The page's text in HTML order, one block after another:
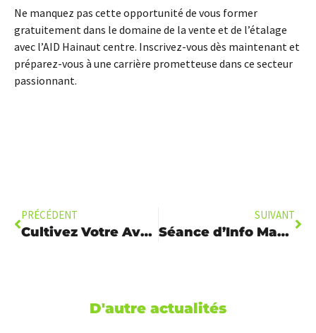
Ne manquez pas cette opportunité de vous former
gratuitement dans le domaine de la vente et de l’étalage
avec l’AID Hainaut centre. Inscrivez-vous dès maintenant et
préparez-vous à une carrière prometteuse dans ce secteur
passionnant.
PRÉCÉDENT
Cultivez Votre Avenir avec la Formation Graines de Vie
SUIVANT
Séance d’Info Maçonnerie Menuiserie
D'autre actualités